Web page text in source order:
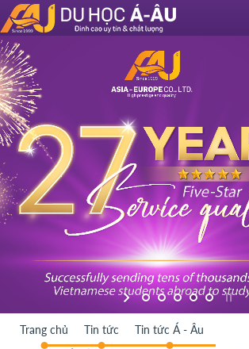
Trang chủ Tin tức Tin tức Á - Âu